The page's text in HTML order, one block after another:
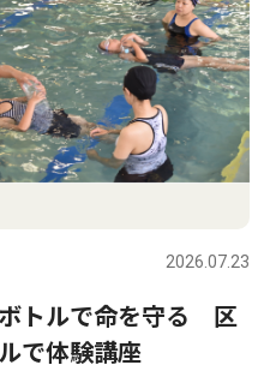
2026.07.23
トルで命を守る 区
で体験講座